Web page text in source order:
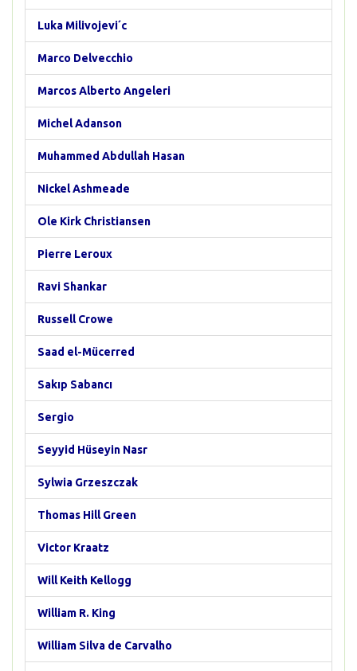
Luka Milivojevi´c
Marco Delvecchio
Marcos Alberto Angeleri
Michel Adanson
Muhammed Abdullah Hasan
Nickel Ashmeade
Ole Kirk Christiansen
Pierre Leroux
Ravi Shankar
Russell Crowe
Saad el-Mücerred
Sakıp Sabancı
Sergio
Seyyid Hüseyin Nasr
Sylwia Grzeszczak
Thomas Hill Green
Victor Kraatz
Will Keith Kellogg
William R. King
William Silva de Carvalho